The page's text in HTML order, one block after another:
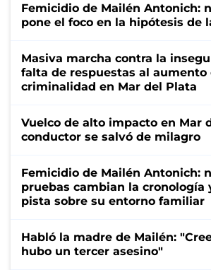
Femicidio de Mailén Antonich:
pone el foco en la hipótesis de
Masiva marcha contra la
falta de respuestas al aumento
criminalidad en Mar del Plata
Vuelco de alto impacto en Mar
conductor se salvó de milagro
Femicidio de Mailén Antonich:
pruebas cambian la cronología
pista sobre su entorno familiar
Habló la madre de Mailén:
hubo un tercer asesino"